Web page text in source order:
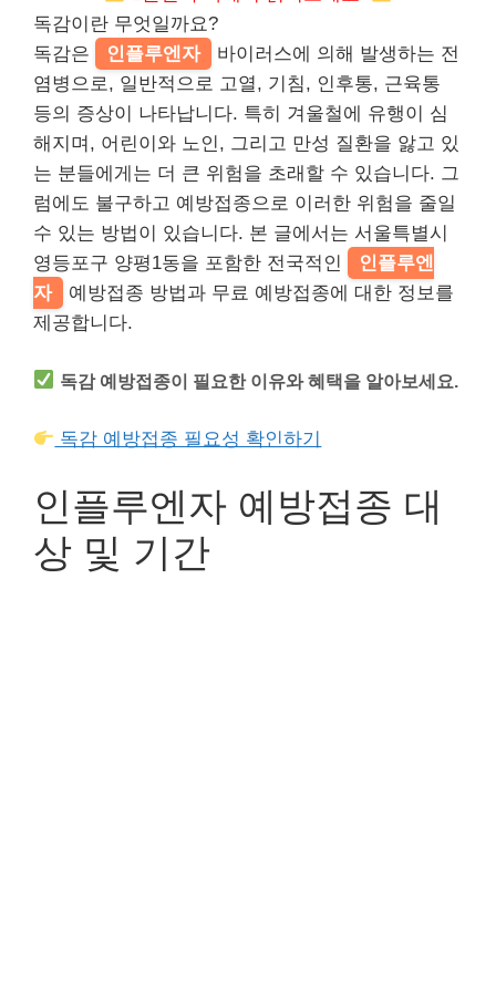
독감이란 무엇일까요?
독감은
인플루엔자
바이러스에 의해 발생하는 전
염병으로, 일반적으로 고열, 기침, 인후통, 근육통
등의 증상이 나타납니다. 특히 겨울철에 유행이 심
해지며, 어린이와 노인, 그리고 만성 질환을 앓고 있
는 분들에게는 더 큰 위험을 초래할 수 있습니다. 그
럼에도 불구하고 예방접종으로 이러한 위험을 줄일
수 있는 방법이 있습니다. 본 글에서는 서울특별시
영등포구 양평1동을 포함한 전국적인
인플루엔
자
예방접종 방법과 무료 예방접종에 대한 정보를
제공합니다.
독감 예방접종이 필요한 이유와 혜택을 알아보세요.
독감 예방접종 필요성 확인하기
인플루엔자 예방접종 대
상 및 기간